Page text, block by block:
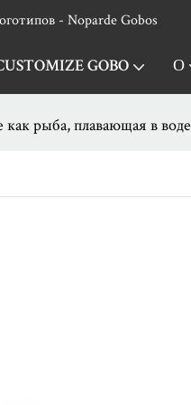
- Noparde Gobos
GOBO О
как рыба, плавающая в воде